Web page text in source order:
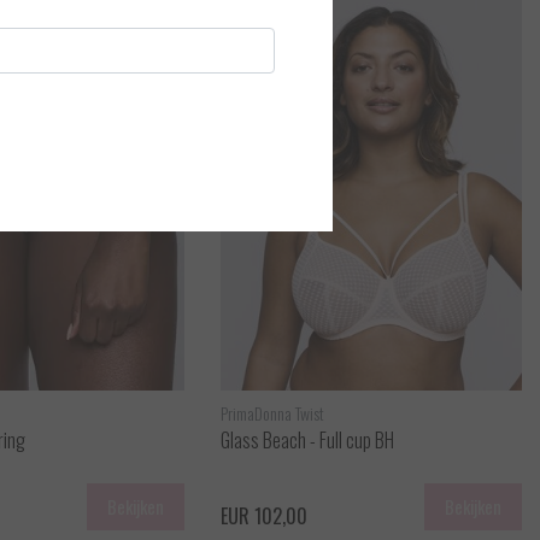
PrimaDonna Twist
Glass Beach - Full cup BH
EUR 102,00